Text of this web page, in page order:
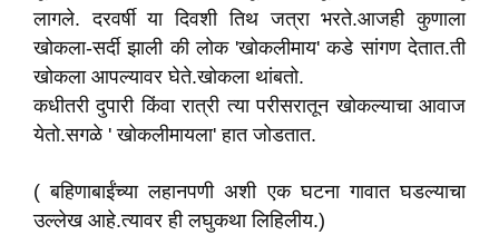
लागले. दरवर्षी या दिवशी तिथ जत्रा भरते.आजही कुणाला
खोकला-सर्दी झाली की लोक 'खोकलीमाय' कडे सांगण देतात.ती
खोकला आपल्यावर घेते.खोकला थांबतो.
कधीतरी दुपारी किंवा रात्री त्या परीसरातून खोकल्याचा आवाज
येतो.सगळे ' खोकलीमायला' हात जोडतात.
( बहिणाबाईंच्या लहानपणी अशी एक घटना गावात घडल्याचा
उल्लेख आहे.त्यावर ही लघुकथा लिहिलीय.)